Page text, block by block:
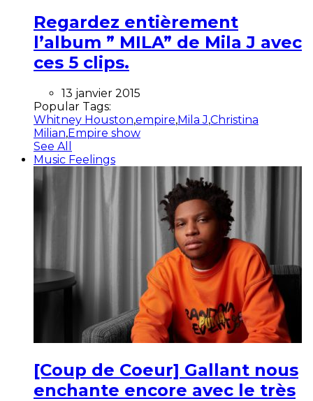
Regardez entièrement
l’album ” MILA” de Mila J avec
ces 5 clips.
13 janvier 2015
Popular Tags:
Whitney Houston,empire,Mila J,Christina
Milian,Empire show
See All
Music Feelings
[Coup de Coeur] Gallant nous
enchante encore avec le très